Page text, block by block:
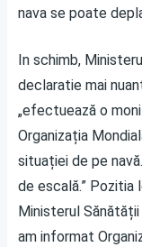
nava se poate
In schimb,
declaratie mai
„efectuează o
Organizația
situației de pe
de escală.” Pozitia
Ministerul
am informat